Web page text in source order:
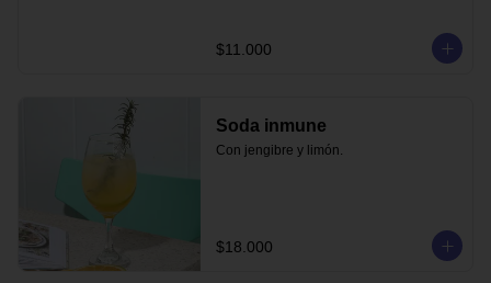
$11.000
Soda inmune
Con jengibre y limón.
$18.000